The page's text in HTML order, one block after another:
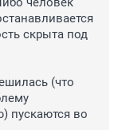
скрыта под
(что
пускаются во